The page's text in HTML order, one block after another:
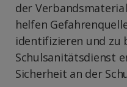
der
helfen
identifizieren und zu
Schulsanitätsdienst
Sicherheit an der